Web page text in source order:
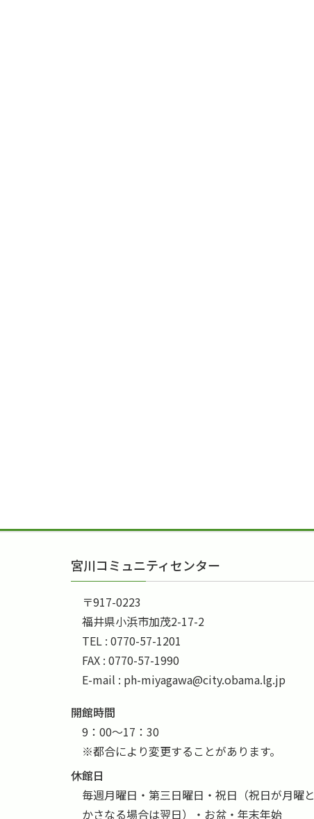
宮川コミュニティセンター
〒917-0223
福井県小浜市加茂2-17-2
TEL : 0770-57-1201
FAX : 0770-57-1990
E-mail : ph-miyagawa@city.obama.lg.jp
開館時間
9：00～17：30
※都合により変更することがあります。
休館日
毎週月曜日・第三日曜日・祝日（祝日が月曜と
かさなる場合は翌日）・お盆・年末年始